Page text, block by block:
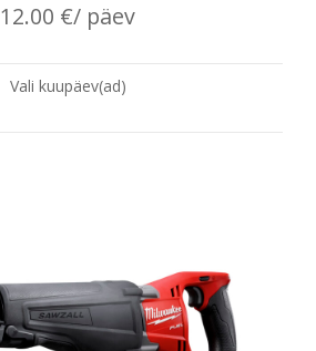
12.00 €/ päev
Vali kuupäev(ad)